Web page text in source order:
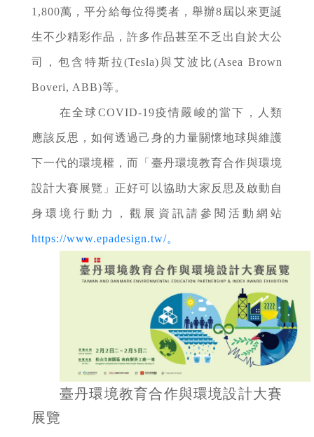
1,800萬，平分給每位得獎者，舉辦8屆以來更誕
生不少精彩作品，許多作品甚至不乏出自於大公
司，包含特斯拉(Tesla)與艾波比(Asea Brown
Boveri, ABB)等。
在全球COVID-19疫情嚴峻的當下，人類
應該反思，如何透過己身的力量關懷地球與維護
下一代的環境權，而「臺丹環境教育合作與環境
設計大賽展覽」正好可以協助大家反思及啟動自
身環境行動力，觀展資訊請參閱活動網站
https://www.epadesign.tw/。
臺丹環境教育合作與環境設計大賽
展覽